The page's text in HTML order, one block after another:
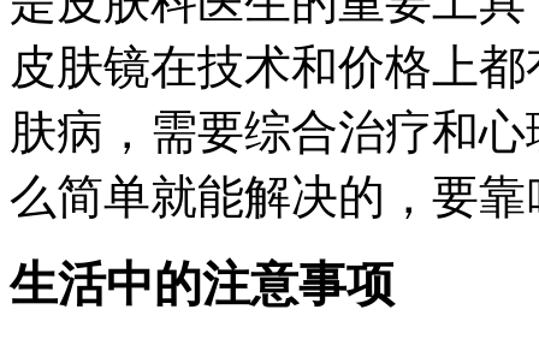
皮肤镜在技术和价格上
肤病，需要综合治疗和
么简单就能解决的，要
生活中的注意事项